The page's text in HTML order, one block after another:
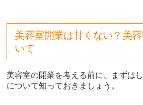
美容室開業は甘くない？美
いて
美容室の開業を考える前に、まずは
について知っておきましょう。